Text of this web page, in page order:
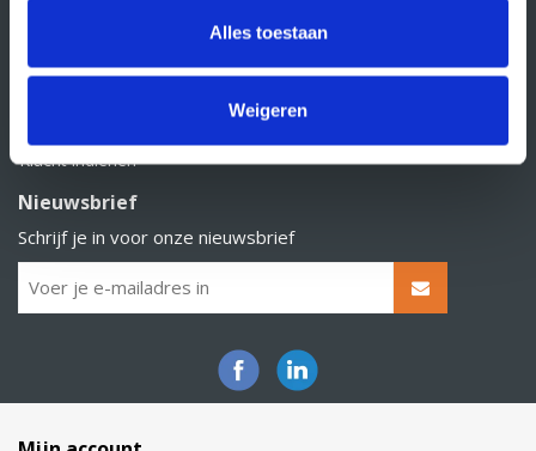
Alles toestaan
Weigeren
Algemene voorwaarden
Klacht indienen
Nieuwsbrief
Schrijf je in voor onze nieuwsbrief